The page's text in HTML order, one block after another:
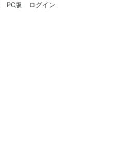
PC版 ログイン